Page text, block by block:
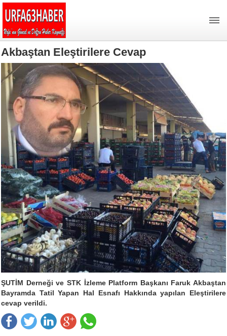
Akbaştan Eleştirilere Cevap
ŞUTİM Derneği ve STK İzleme Platform Başkanı Faruk Akbaştan
Bayramda Tatil Yapan Hal Esnafı Hakkında yapılan Eleştirilere
cevap verildi.